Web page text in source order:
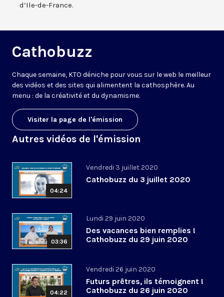
d’Ile-de-France.
Cathobuzz
Chaque semaine, KTO déniche pour vous sur le web le meilleur
des vidéos et des sites qui alimentent la cathosphère. Au
menu : de la créativité et du dynamisme.
Visiter la page de l'émission
Autres vidéos de l'émission
04:24
Vendredi 3 juillet 2020
Cathobuzz du 3 juillet 2020
03:36
Lundi 29 juin 2020
Des vacances bien remplies !
Cathobuzz du 29 juin 2020
04:22
Vendredi 26 juin 2020
Futurs prêtres, ils témoignent !
Cathobuzz du 26 juin 2020